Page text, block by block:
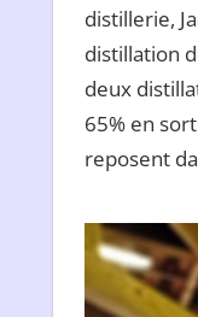
distillerie,
distillation
deux
65% en
reposent